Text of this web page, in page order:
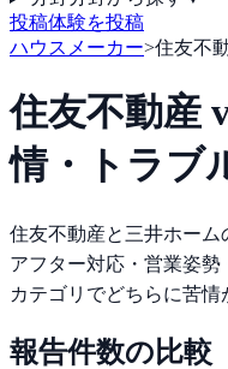
投稿体験を投稿
ハウスメーカー>住友不
住友不動産
情・トラブ
住友不動産と 三井ホーム
アフター対応・営業姿
カテゴリでどちらに苦情
報告件数の比較